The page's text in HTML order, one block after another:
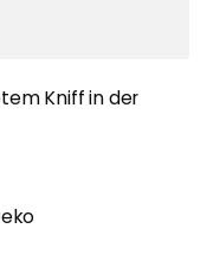
Kniff in der